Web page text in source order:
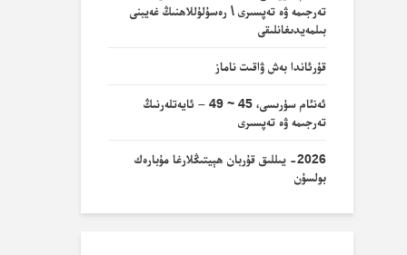
تەرجىمە ۋە تەپسىرى \ رەسۇلۇللاھنىڭ غەيبنى
بىلمەيدىغانلىقى
قۇرئاندا بەش ۋاقىت ناماز
ئەنئام سۈرىسى، 45 ~ 49 – ئايەتلەرنىڭ
تەرجىمە ۋە تەپسىرى
2026- يىللىق قۇربان ھېيتىڭلارغا مۇبارەك
بولسۇن